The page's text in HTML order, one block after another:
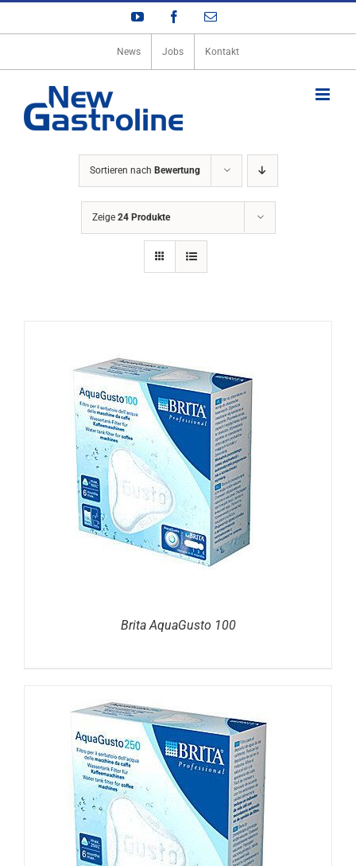
Zum
YouTube Facebook
E-
News Jobs Kontakt
Sortieren nach Bewertung
Zeige 24 Produkte
DETAILS
Brita AquaGusto 100
DETAILS